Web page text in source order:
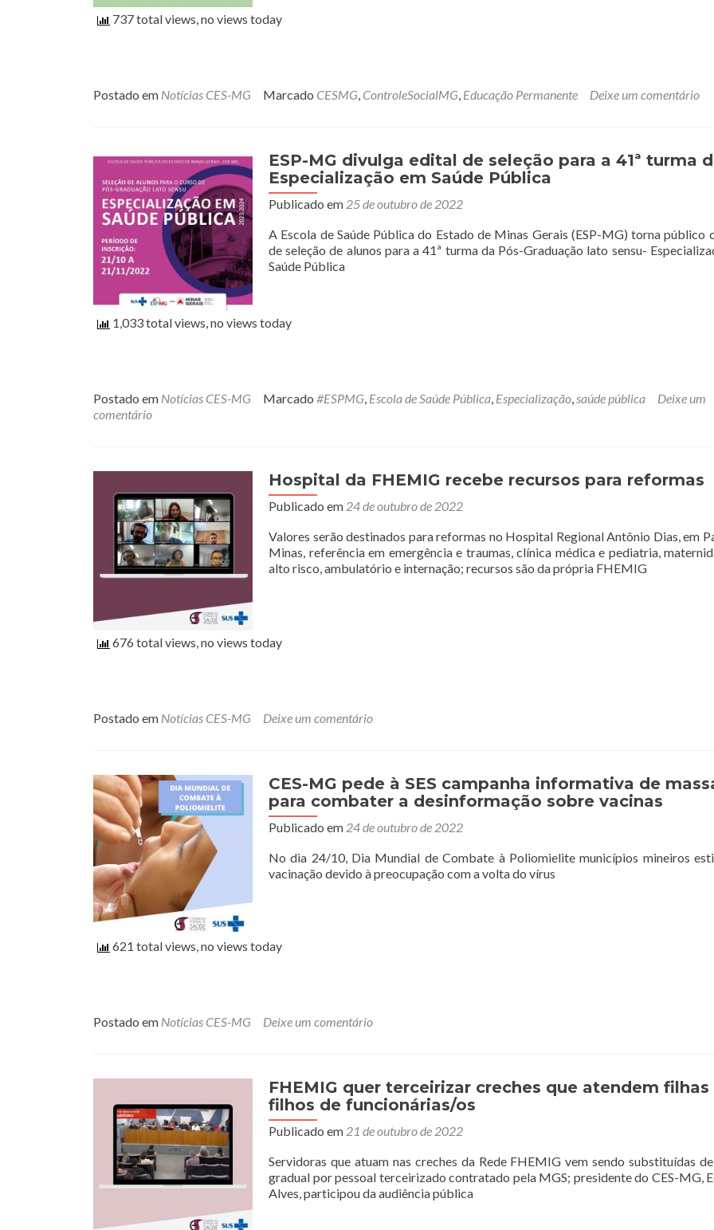
737 total views, no views today
Postado em Notícias CES-MG Marcado CESMG, ControleSocialMG, Educação Permanente Deixe um comentário
ESP-MG divulga edital de seleção para a 41ª turma
Especialização em Saúde Pública
Publicado em 25 de outubro de 2022
A Escola de Saúde Pública do Estado de Minas Gerais (ESP-MG) torna público
de seleção de alunos para a 41ª turma da Pós-Graduação lato sensu-
Saúde Pública
1,033 total views, no views today
Postado em Notícias CES-MG Marcado #ESPMG, Escola de Saúde Pública, Especialização,saúde pública
Deixe um
comentário
Hospital da FHEMIG recebe recursos para reformas
Publicado em 24 de outubro de 2022
Valores serão destinados para reformas no Hospital Regional Antônio Dias, em
Minas, referência em emergência e traumas, clínica médica e pediatria,
alto risco, ambulatório e internação; recursos são da própria FHEMIG
676 total views, no views today
Postado em Notícias CES-MG Deixe um comentário
CES-MG pede à SES campanha informativa de
para combater a desinformação sobre vacinas
Publicado em 24 de outubro de 2022
No dia 24/10, Dia Mundial de Combate à Poliomielite municípios mineiros
vacinação devido à preocupação com a volta do vírus
621 total views, no views today
Postado em Notícias CES-MG Deixe um comentário
FHEMIG quer terceirizar creches que atendem filhas
filhos de funcionárias/os
Publicado em 21 de outubro de 2022
Servidoras que atuam nas creches da Rede FHEMIG vem sendo substituídas
gradual por pessoal terceirizado contratado pela MGS; presidente do CES-MG,
Alves, participou da audiência pública